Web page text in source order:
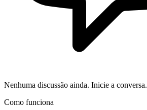
Nenhuma discussão ainda. Inicie a conversa.
Como funciona